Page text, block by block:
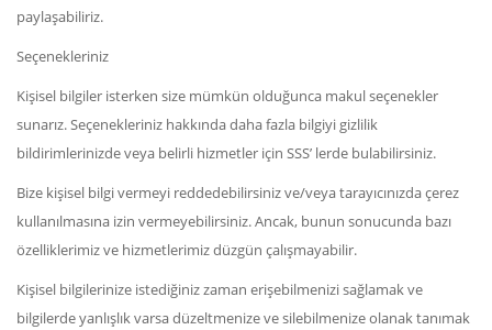
paylaşabiliriz.
Seçenekleriniz
Kişisel bilgiler isterken size mümkün olduğunca makul seçenekler
sunarız. Seçenekleriniz hakkında daha fazla bilgiyi gizlilik
bildirimlerinizde veya belirli hizmetler için SSS’ lerde bulabilirsiniz.
Bize kişisel bilgi vermeyi reddedebilirsiniz ve/veya tarayıcınızda çerez
kullanılmasına izin vermeyebilirsiniz. Ancak, bunun sonucunda bazı
özelliklerimiz ve hizmetlerimiz düzgün çalışmayabilir.
Kişisel bilgilerinize istediğiniz zaman erişebilmenizi sağlamak ve
bilgilerde yanlışlık varsa düzeltmenize ve silebilmenize olanak tanımak